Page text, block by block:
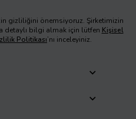
gizliliğini önemsiyoruz. Şirketimizin
detaylı bilgi almak için lütfen Kişisel
Politikası’nı inceleyiniz.